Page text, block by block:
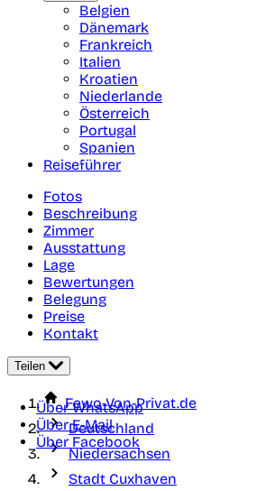
Belgien
Dänemark
Frankreich
Italien
Kroatien
Niederlande
Österreich
Portugal
Spanien
Reiseführer
Fotos
Beschreibung
Zimmer
Ausstattung
Lage
Bewertungen
Belegung
Preise
Kontakt
Teilen
Über WhatsApp
Über E-Mail
Über Facebook
Fewo-Von-Privat.de
Deutschland
Niedersachsen
Stadt Cuxhaven